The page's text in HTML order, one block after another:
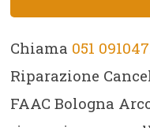
Chiama 051
Riparazione
FAAC Bologna